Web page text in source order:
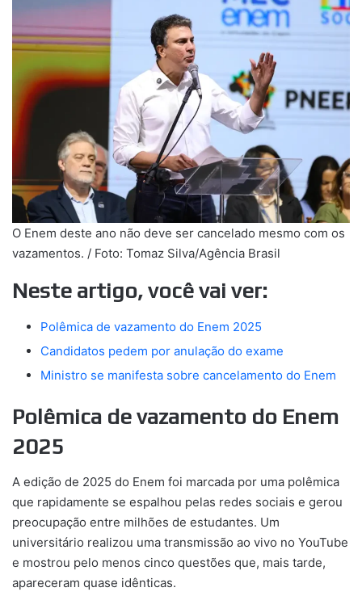
O Enem deste ano não deve ser cancelado mesmo com os
vazamentos. / Foto: Tomaz Silva/Agência Brasil
Neste artigo, você vai ver:
Polêmica de vazamento do Enem 2025
Candidatos pedem por anulação do exame
Ministro se manifesta sobre cancelamento do Enem
Polêmica de vazamento do Enem
2025
A edição de 2025 do Enem foi marcada por uma polêmica
que rapidamente se espalhou pelas redes sociais e gerou
preocupação entre milhões de estudantes. Um
universitário realizou uma transmissão ao vivo no YouTube
e mostrou pelo menos cinco questões que, mais tarde,
apareceram quase idênticas.